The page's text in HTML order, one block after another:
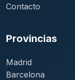
Contacto
Provincias
Madrid
Barcelona